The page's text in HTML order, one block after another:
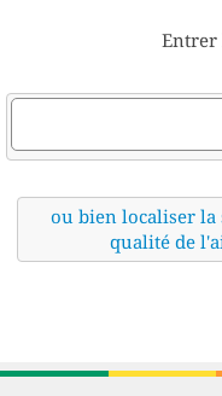
Entrer
ou bien localiser la
qualité de